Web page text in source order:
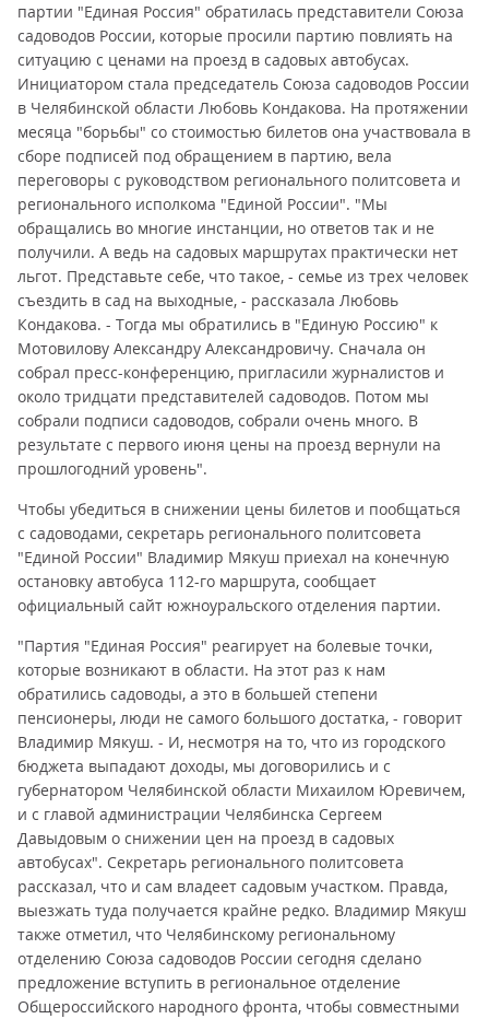
партии "Единая Россия" обратилась представители Союза
садоводов России, которые просили партию повлиять на
ситуацию с ценами на проезд в садовых автобусах.
Инициатором стала председатель Союза садоводов России
в Челябинской области Любовь Кондакова. На протяжении
месяца "борьбы" со стоимостью билетов она участвовала в
сборе подписей под обращением в партию, вела
переговоры с руководством регионального политсовета и
регионального исполкома "Единой России". "Мы
обращались во многие инстанции, но ответов так и не
получили. А ведь на садовых маршрутах практически нет
льгот. Представьте себе, что такое, - семье из трех человек
съездить в сад на выходные, - рассказала Любовь
Кондакова. - Тогда мы обратились в "Единую Россию" к
Мотовилову Александру Александровичу. Сначала он
собрал пресс-конференцию, пригласили журналистов и
около тридцати представителей садоводов. Потом мы
собрали подписи садоводов, собрали очень много. В
результате с первого июня цены на проезд вернули на
прошлогодний уровень".
Чтобы убедиться в снижении цены билетов и пообщаться
с садоводами, секретарь регионального политсовета
"Единой России" Владимир Мякуш приехал на конечную
остановку автобуса 112-го маршрута, сообщает
официальный сайт южноуральского отделения партии.
"Партия "Единая Россия" реагирует на болевые точки,
которые возникают в области. На этот раз к нам
обратились садоводы, а это в большей степени
пенсионеры, люди не самого большого достатка, - говорит
Владимир Мякуш. - И, несмотря на то, что из городского
бюджета выпадают доходы, мы договорились и с
губернатором Челябинской области Михаилом Юревичем,
и с главой администрации Челябинска Сергеем
Давыдовым о снижении цен на проезд в садовых
автобусах". Секретарь регионального политсовета
рассказал, что и сам владеет садовым участком. Правда,
выезжать туда получается крайне редко. Владимир Мякуш
также отметил, что Челябинскому региональному
отделению Союза садоводов России сегодня сделано
предложение вступить в региональное отделение
Общероссийского народного фронта, чтобы совместными